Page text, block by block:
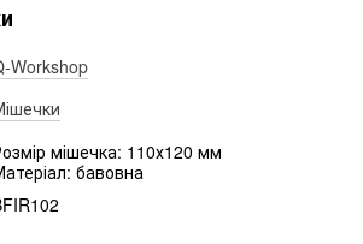
Workshop
мішечка: 110х120 мм
бавовна